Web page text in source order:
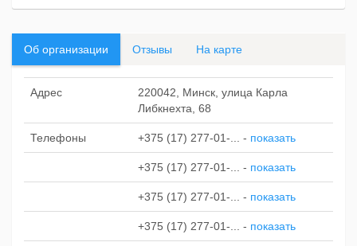
Об организации Отзывы На карте
Адрес
220042, Минск, улица Карла
Либкнехта, 68
Телефоны +375 (17) 277-01-... - показать
+375 (17) 277-01-... - показать
+375 (17) 277-01-... - показать
+375 (17) 277-01-... - показать